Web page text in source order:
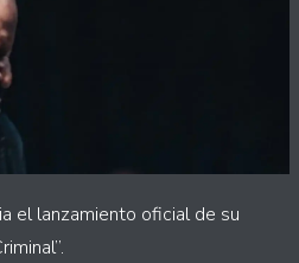
el lanzamiento oficial de su